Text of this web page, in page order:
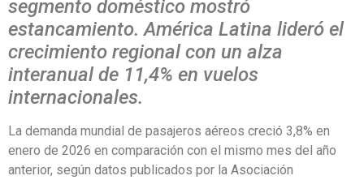
segmento doméstico mostró
estancamiento. América Latina lideró el
crecimiento regional con un alza
interanual de 11,4% en vuelos
internacionales.
La demanda mundial de pasajeros aéreos creció 3,8% en
enero de 2026 en comparación con el mismo mes del año
anterior, según datos publicados por la Asociación